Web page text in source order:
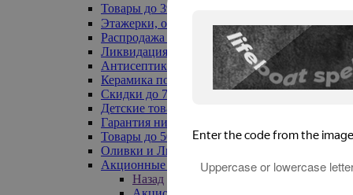
Товары до 399₽
Этажерки, обувницы
Распродажа текстиля до -50%
Ликвидация до -70%
Антисептики
Керамика по 129 руб
Скидки до 70%
Детские товары
Гарантия низкой цены
Товары до 500 руб
Оливки и Лимоны
Акционные товары
Назад